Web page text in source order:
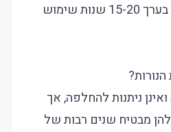
כ-50,000 שעות, שהן בערך 15-20 שנות שימוש
ואינן ניתנות להחלפה, אך
מבטיח שנים רבות של